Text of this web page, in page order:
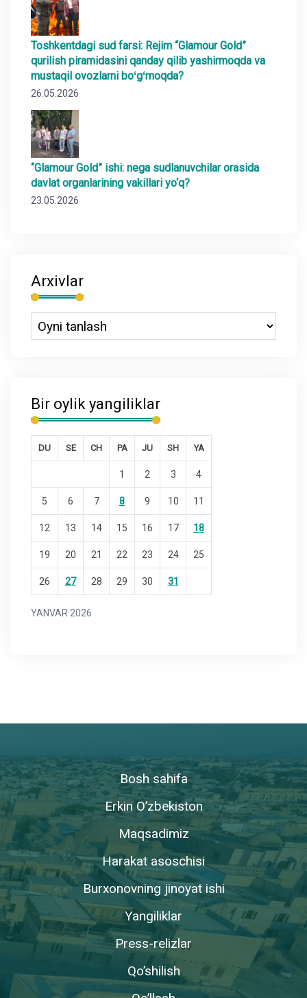
Toshkentdagi sud farsi: Rejim “Glamour Gold”
qurilish piramidasini qanday qilib yashirmoqda va
mustaqil ovozlarni boʻgʻmoqda?
26.05.2026
“Glamour Gold” ishi: nega sudlanuvchilar orasida
davlat organlarining vakillari yo‘q?
23.05.2026
Arxivlar
Bir oylik yangiliklar
YANVAR 2026
DU SE CH PA JU SH YA
1 2 3 4
5 6 7 8 9 10 11
12 13 14 15 16 17 18
19 20 21 22 23 24 25
26 27 28 29 30 31
Bosh sahifa
Erkin O’zbekiston
Maqsadimiz
Harakat asoschisi
Burxonovning jinoyat ishi
Yangiliklar
Press-relizlar
Qo’shilish